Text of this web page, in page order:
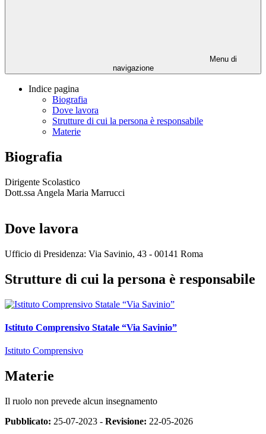
Menu di
navigazione
Indice pagina
Biografia
Dove lavora
Strutture di cui la persona è responsabile
Materie
Biografia
Dirigente Scolastico
Dott.ssa Angela Maria Marrucci
Dove lavora
Ufficio di Presidenza: Via Savinio, 43 - 00141 Roma
Strutture di cui la persona è responsabile
Istituto Comprensivo Statale “Via Savinio”
Istituto Comprensivo
Materie
Il ruolo non prevede alcun insegnamento
Pubblicato: 25-07-2023 - Revisione: 22-05-2026